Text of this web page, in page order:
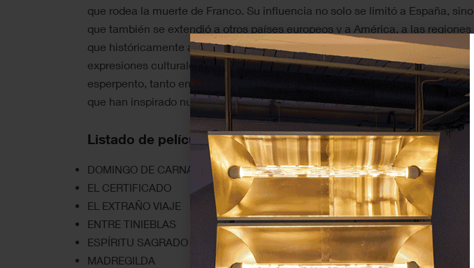
que rodea la muerte de Franco. Su influencia no solo se limitó a España, sino
que también se extendió a otros países europeos y a América, a las regiones
que históricamente acogieron el exilio español y fueron receptivas a sus
expresiones culturales. En el cine actual, aún es posible encontrar ecos del
esperpento, tanto en su crítica mordaz como en su estética distorsionada,
que han inspirado nuevas generaciones de cineastas en España y más allá.
Listado de películas del ciclo en noviembre
DOMINGO DE CARNAVAL
EL CERTIFICADO
EL EXTRAÑO VIAJE
ENTRE TINIEBLAS
ESPÍRITU SAGRADO
MADREGILDA